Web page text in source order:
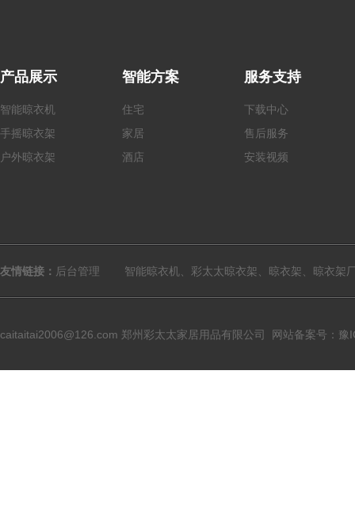
产品展示
智能晾衣机
手摇晾衣架
户外晾衣架
智能方案
住宅
家居
酒店
服务支持
下载中心
售后服务
安装视频
友情链接： 后台管理 智能晾衣机、彩太太晾衣架、晾衣架、晾衣架
caitaitai2006@126.com 郑州彩太太家居用品有限公司 网站备案号：豫